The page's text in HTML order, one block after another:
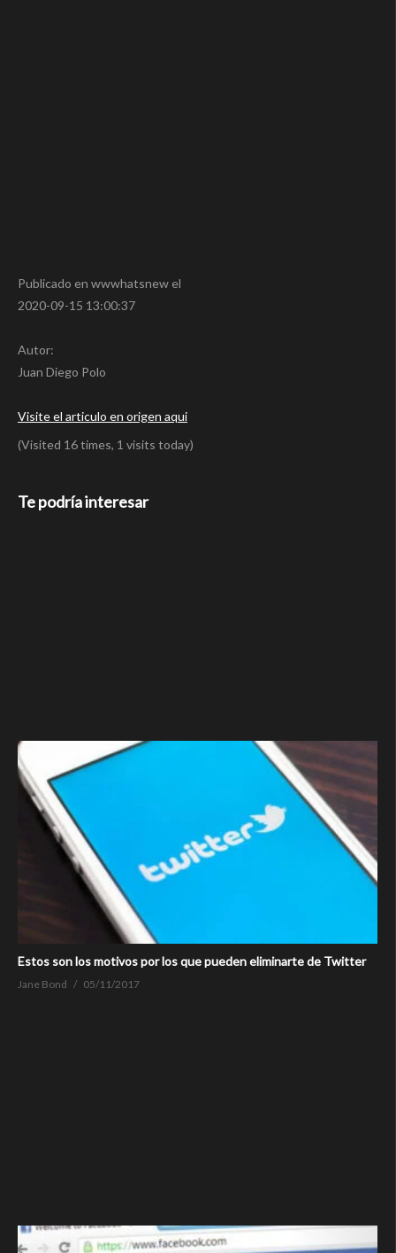
Publicado en wwwhatsnew el
2020-09-15 13:00:37
Autor:
Juan Diego Polo
Visite el articulo en origen aqui
(Visited 16 times, 1 visits today)
Te podría interesar
Estos son los motivos por los que pueden eliminarte de Twitter
Jane Bond 05/11/2017